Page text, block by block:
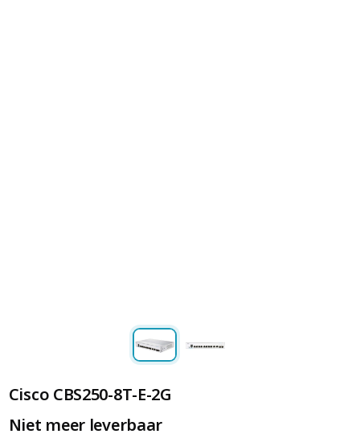
Cisco CBS250-8T-E-2G
Niet meer leverbaar